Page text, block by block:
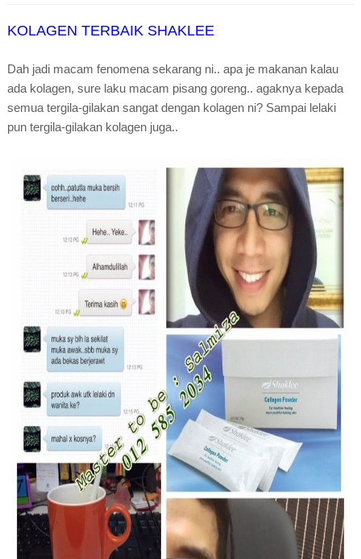
KOLAGEN TERBAIK SHAKLEE
Dah jadi macam fenomena sekarang ni.. apa je makanan kalau
ada kolagen, sure laku macam pisang goreng.. agaknya kepada
semua tergila-gilakan sangat dengan kolagen ni? Sampai lelaki
pun tergila-gilakan kolagen juga..